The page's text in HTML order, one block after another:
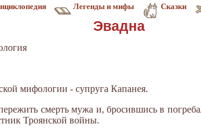
Легенды и мифы Сказки
Эвадна
мифологии - супруга Капанея.
смерть мужа и, бросившись в
Троянской войны.